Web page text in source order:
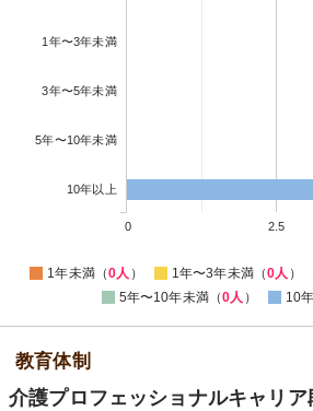
1年〜3年未満
3年〜5年未満
5年〜10年未満
10年以上
0 2.5
1年未満（0人 ） 1年〜3年未満（0人 ）
5年〜10年未満（0人 ） 10
教育体制
介護プロフェッショナルキャリ